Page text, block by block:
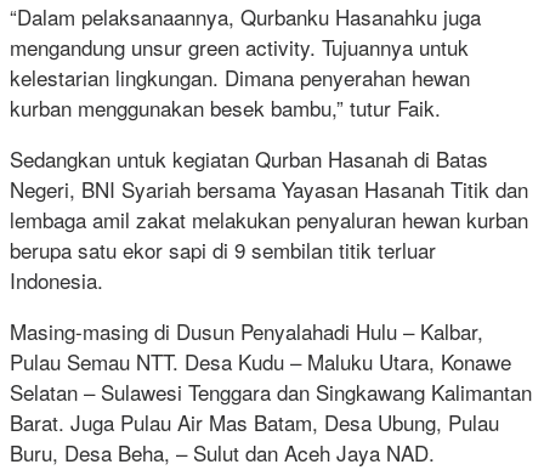
“Dalam pelaksanaannya, Qurbanku Hasanahku juga
mengandung unsur green activity. Tujuannya untuk
kelestarian lingkungan. Dimana penyerahan hewan
kurban menggunakan besek bambu,” tutur Faik.
Sedangkan untuk kegiatan Qurban Hasanah di Batas
Negeri, BNI Syariah bersama Yayasan Hasanah Titik dan
lembaga amil zakat melakukan penyaluran hewan kurban
berupa satu ekor sapi di 9 sembilan titik terluar
Indonesia.
Masing-masing di Dusun Penyalahadi Hulu – Kalbar,
Pulau Semau NTT. Desa Kudu – Maluku Utara, Konawe
Selatan – Sulawesi Tenggara dan Singkawang Kalimantan
Barat. Juga Pulau Air Mas Batam, Desa Ubung, Pulau
Buru, Desa Beha, – Sulut dan Aceh Jaya NAD.